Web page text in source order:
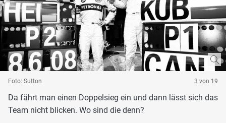
Foto: Sutton 3 von 19
Da fährt man einen Doppelsieg ein und dann lässt sich das
Team nicht blicken. Wo sind die denn?